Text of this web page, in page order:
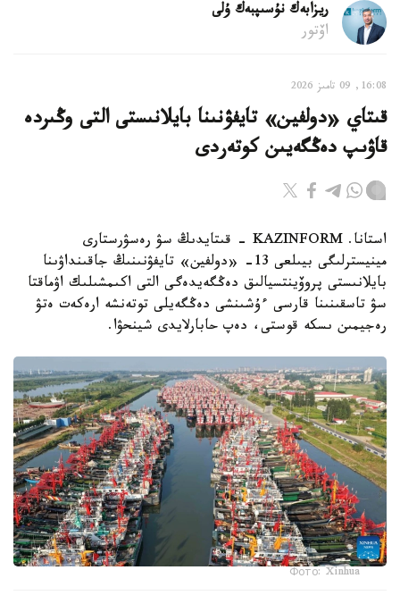
ريزابەك نۇسىپبەك ۇلى
اۆتور
16:08, 09 تامىز 2026
قىتاي «دولفين» تايفۋنىنا بايلانىستى التى وڭىردە
قاۋىپ دەڭگەيىن كوتەردى
استانا. KAZINFORM - قىتايدىڭ سۋ رەسۋرستارى
مينيسترلىگى بيىلعى 13- «دولفين» تايفۋنىنىڭ جاقىنداۋىنا
بايلانىستى پروۆينتسيالىق دەڭگەيدەگى التى اكىمشىلىك اۋماقتا
سۋ تاسقىنىنا قارسى ءۇشىنشى دەڭگەيلى توتەنشە ارەكەت ەتۋ
رەجيمىن ىسكە قوستى، دەپ حابارلايدى شينحۋا.
Фото: Xinhua